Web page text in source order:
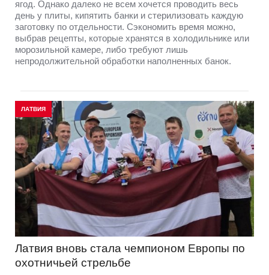
ягод. Однако далеко не всем хочется проводить весь
день у плиты, кипятить банки и стерилизовать каждую
заготовку по отдельности. Сэкономить время можно,
выбрав рецепты, которые хранятся в холодильнике или
морозильной камере, либо требуют лишь
непродолжительной обработки наполненных банок.
ЛАТВИЯ
Латвия вновь стала чемпионом Европы по
охотничьей стрельбе